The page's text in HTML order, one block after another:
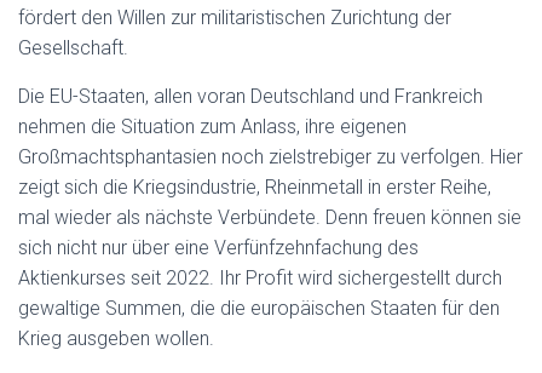
fördert den Willen zur militaristischen Zurichtung der
Gesellschaft.
Die EU-Staaten, allen voran Deutschland und Frankreich
nehmen die Situation zum Anlass, ihre eigenen
Großmachtsphantasien noch zielstrebiger zu verfolgen. Hier
zeigt sich die Kriegsindustrie, Rheinmetall in erster Reihe,
mal wieder als nächste Verbündete. Denn freuen können sie
sich nicht nur über eine Verfünfzehnfachung des
Aktienkurses seit 2022. Ihr Profit wird sichergestellt durch
gewaltige Summen, die die europäischen Staaten für den
Krieg ausgeben wollen.